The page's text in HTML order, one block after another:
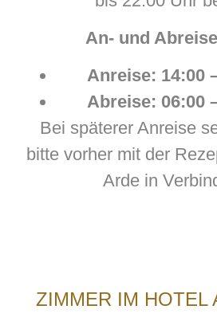
An- und
Anreise: 14:00
Abreise: 06:00
Bei späterer Anreise
bitte vorher mit der
Arde in
ZIMMER IM HOTEL